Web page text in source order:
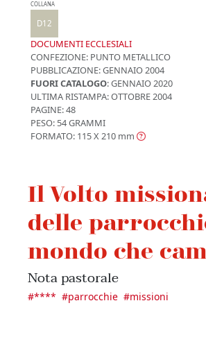
COLLANA
D12
DOCUMENTI ECCLESIALI
CONFEZIONE: PUNTO METALLICO
PUBBLICAZIONE:GENNAIO 2004
FUORI CATALOGO: GENNAIO 2020
ULTIMA RISTAMPA:OTTOBRE 2004
PAGINE: 48
PESO: 54 GRAMMI
FORMATO: 115 X 210 mm
Il Volto
delle
mondo che
Nota pastorale
#**** #parrocchie #missioni